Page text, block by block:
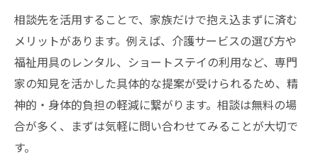
用法
寒川駅周辺で高齢者介護負担を減らす相談
術
高齢者介護の負担を分担する地域支援の活
用
相談先を活用することで、家族だけで抱え込まずに済む
メリットがあります。例えば、介護サービスの選び方や
福祉用具のレンタル、ショートステイの利用など、専門
家の知見を活かした具体的な提案が受けられるため、精
神的・身体的負担の軽減に繋がります。相談は無料の場
合が多く、まずは気軽に問い合わせてみることが大切で
す。